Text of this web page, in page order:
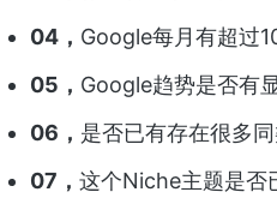
04， Google每月有超过
05， Google趋势是否有
06， 是否已有存在很多
07， 这个Niche主题是否